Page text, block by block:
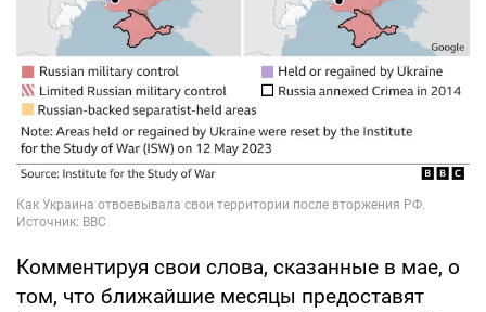
Комментируя свои слова, сказанные в мае, о
том, что ближайшие месяцы предоставят